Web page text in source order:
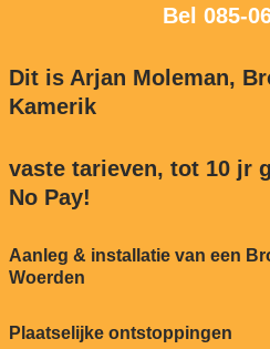
Bel 085-
Dit is Arjan Moleman,
Kamerik
vaste tarieven, tot 10 jr
No Pay!
Aanleg & installatie van een
Woerden
Plaatselijke ontstoppingen